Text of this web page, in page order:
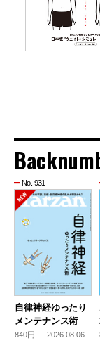
No. 931
自律神経ゆったり
メンテナンス術
840円 — 2026.08.06